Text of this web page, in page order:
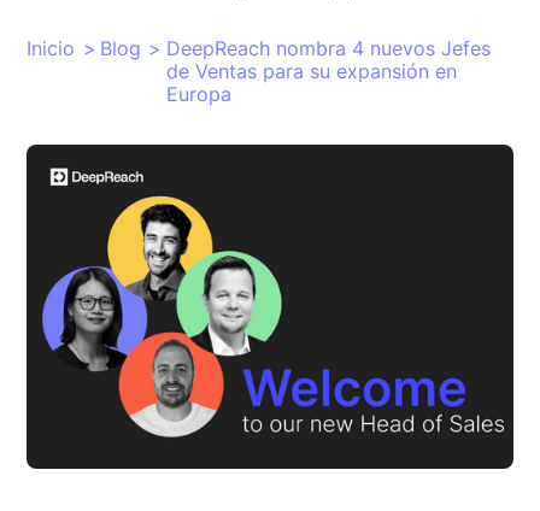
Inicio > Blog > DeepReach nombra 4 nuevos Jefes
de Ventas para su expansión en
Europa